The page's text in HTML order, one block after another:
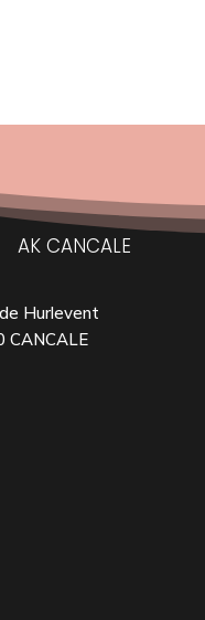
AK CANCALE
Hurlevent
CANCALE